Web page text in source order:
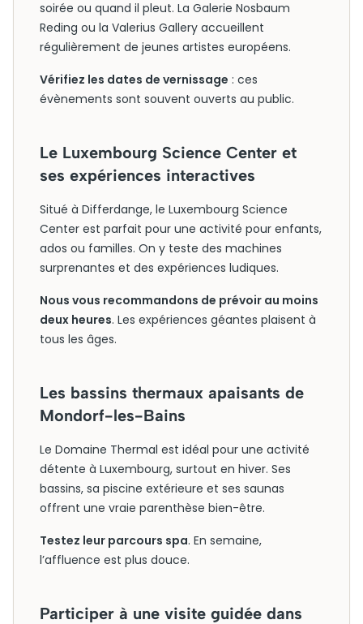
soirée ou quand il pleut. La Galerie Nosbaum
Reding ou la Valerius Gallery accueillent
régulièrement de jeunes artistes européens.
Vérifiez les dates de vernissage : ces
évènements sont souvent ouverts au public.
Le Luxembourg Science Center et
ses expériences interactives
Situé à Differdange, le Luxembourg Science
Center est parfait pour une activité pour enfants,
ados ou familles. On y teste des machines
surprenantes et des expériences ludiques.
Nous vous recommandons de prévoir au moins
deux heures. Les expériences géantes plaisent à
tous les âges.
Les bassins thermaux apaisants de
Mondorf-les-Bains
Le Domaine Thermal est idéal pour une activité
détente à Luxembourg, surtout en hiver. Ses
bassins, sa piscine extérieure et ses saunas
offrent une vraie parenthèse bien-être.
Testez leur parcours spa. En semaine,
l’affluence est plus douce.
Participer à une visite guidée dans